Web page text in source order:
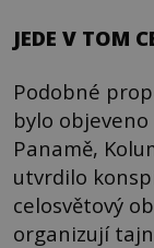
JEDE V TOM
Podobné
bylo
Panamě,
utvrdilo
celosvětový
organizují